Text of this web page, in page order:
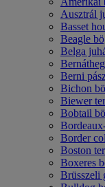
Ausztrál
Basset
Beagle
Belga
Berni
Bichon
Biewer
Bobtail
Border
Boston
Boxeres
Brüsszeli